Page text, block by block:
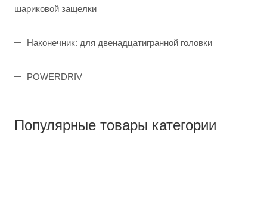
шариковой защелки
Наконечник: для двенадцатигранной головки
POWERDRIV
Популярные товары категории